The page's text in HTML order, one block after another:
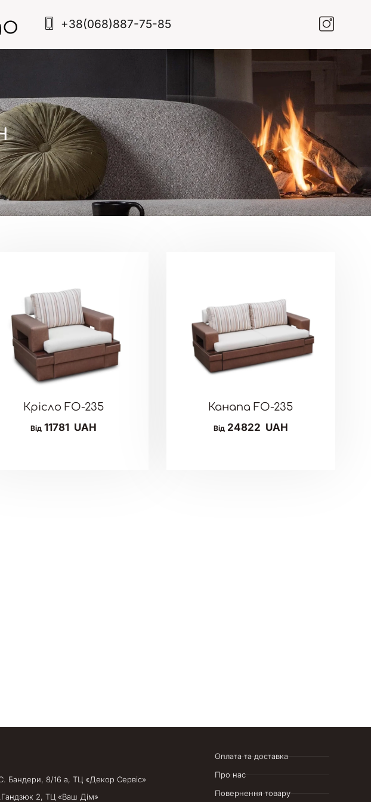
+38(068)887-75-85
Крісло FO-235
Від 11781 UAH
Канапа FO-235
Від 24822 UAH
Бандери, 8/16 а, ТЦ «Декор Сервіс»
2, ТЦ «Ваш Дім»
Оплата та доставка
Про нас
Повернення товару